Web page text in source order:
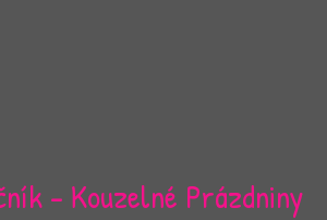
- Kouzelné Prázdniny